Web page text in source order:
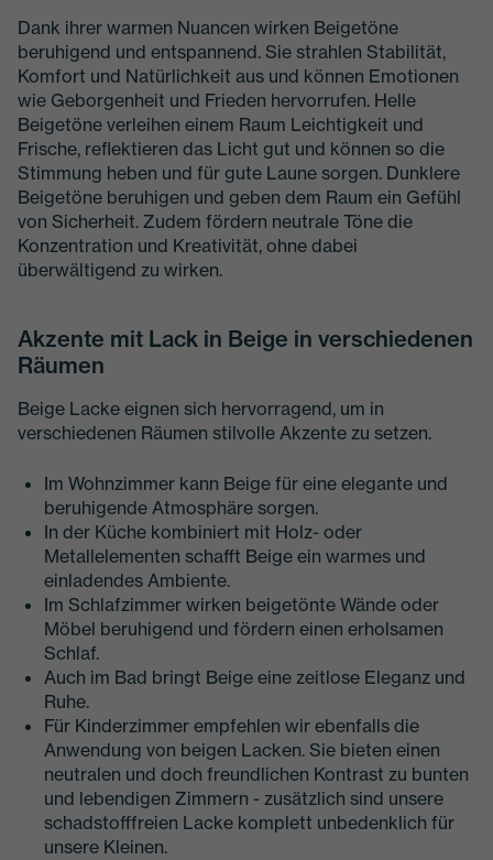
Dank ihrer warmen Nuancen wirken Beigetöne
beruhigend und entspannend. Sie strahlen Stabilität,
Komfort und Natürlichkeit aus und können Emotionen
wie Geborgenheit und Frieden hervorrufen. Helle
Beigetöne verleihen einem Raum Leichtigkeit und
Frische, reflektieren das Licht gut und können so die
Stimmung heben und für gute Laune sorgen. Dunklere
Beigetöne beruhigen und geben dem Raum ein Gefühl
von Sicherheit. Zudem fördern neutrale Töne die
Konzentration und Kreativität, ohne dabei
überwältigend zu wirken.
Akzente mit Lack in Beige in verschiedenen
Räumen
Beige Lacke eignen sich hervorragend, um in
verschiedenen Räumen stilvolle Akzente zu setzen.
Im Wohnzimmer kann Beige für eine elegante und
beruhigende Atmosphäre sorgen.
In der Küche kombiniert mit Holz- oder
Metallelementen schafft Beige ein warmes und
einladendes Ambiente.
Im Schlafzimmer wirken beigetönte Wände oder
Möbel beruhigend und fördern einen erholsamen
Schlaf.
Auch im Bad bringt Beige eine zeitlose Eleganz und
Ruhe.
Für Kinderzimmer empfehlen wir ebenfalls die
Anwendung von beigen Lacken. Sie bieten einen
neutralen und doch freundlichen Kontrast zu bunten
und lebendigen Zimmern - zusätzlich sind unsere
schadstofffreien Lacke komplett unbedenklich für
unsere Kleinen.